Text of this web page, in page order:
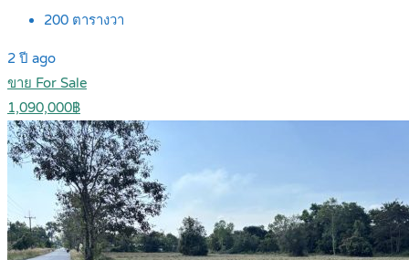
200 ตารางวา
2 ปี ago
ขาย For Sale
1,090,000฿